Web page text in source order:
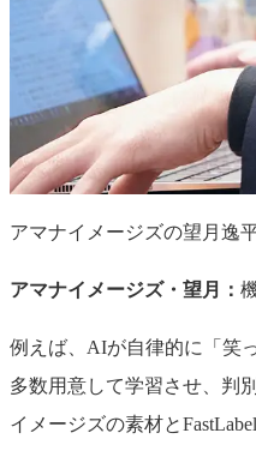
アマナイメージズの望月逸平
アマナイメージズ・望月：
例えば、AIが自律的に「笑
多数用意して学習させ、判
イメージズの素材と